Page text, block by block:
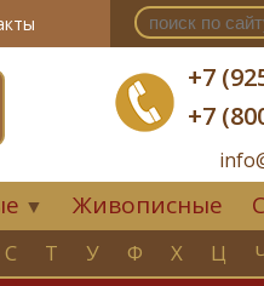
+7
+7
▼ Живописные
С Т У Ф Х Ц